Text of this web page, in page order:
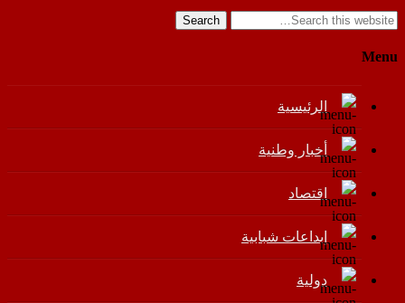
Search
Menu
الرئيسية
أخبار وطنية
اقتصاد
إبداعات شبابية
دولية